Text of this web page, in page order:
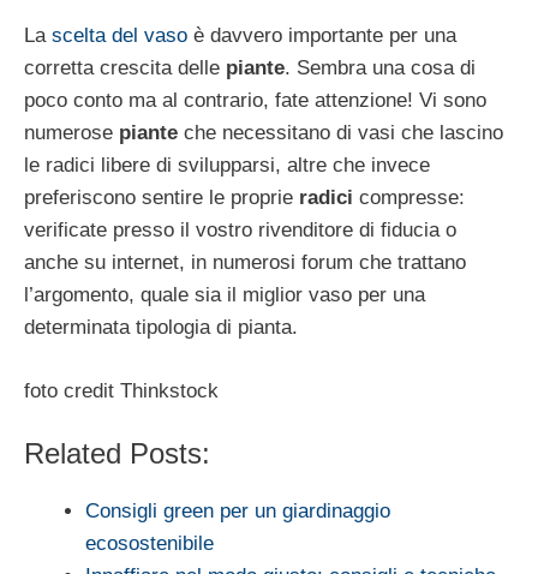
Lascelta del vaso è davvero importante per una
corretta crescita delle piante. Sembra una cosa di
poco conto ma al contrario, fate attenzione! Vi sono
numerose piante che necessitano di vasi che lascino
le radici libere di svilupparsi, altre che invece
preferiscono sentire le proprie radici compresse:
verificate presso il vostro rivenditore di fiducia o
anche su internet, in numerosi forum che trattano
l’argomento, quale sia il miglior vaso per una
determinata tipologia di pianta.
foto credit Thinkstock
Related Posts:
Consigli green per un giardinaggio
ecosostenibile